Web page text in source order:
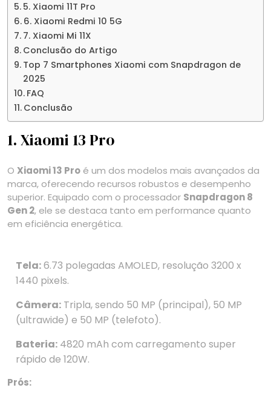
5. Xiaomi 11T Pro
6. Xiaomi Redmi 10 5G
7. Xiaomi Mi 11X
Conclusão do Artigo
Top 7 Smartphones Xiaomi com Snapdragon de
2025
FAQ
Conclusão
1. Xiaomi 13 Pro
O Xiaomi 13 Pro é um dos modelos mais avançados da
marca, oferecendo recursos robustos e desempenho
superior. Equipado com o processador Snapdragon 8
Gen 2, ele se destaca tanto em performance quanto
em eficiência energética.
Tela:6.73 polegadas AMOLED, resolução 3200 x
1440 pixels.
Câmera: Tripla, sendo 50 MP (principal), 50 MP
(ultrawide) e 50 MP (telefoto).
Bateria: 4820 mAh com carregamento super
rápido de 120W.
Prós: